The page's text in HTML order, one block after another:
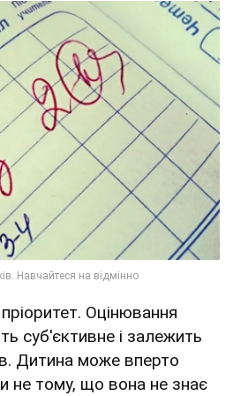
Оцінювання
суб'єктивне і залежить
Дитина може вперто
не тому, що вона не знає